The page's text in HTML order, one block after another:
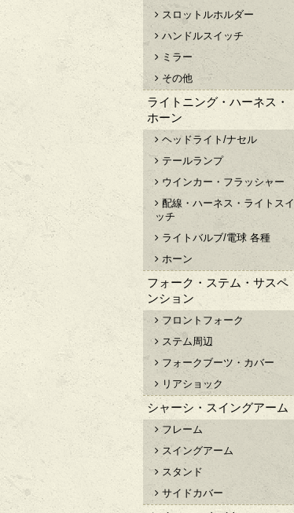
スロットルホルダー
ハンドルスイッチ
ミラー
その他
ライトニング・ハーネス・
ホーン
ヘッドライト/ナセル
テールランプ
ウインカー・フラッシャー
配線・ハーネス・ライトスイ
ッチ
ライトバルブ/電球 各種
ホーン
フォーク・ステム・サスペ
ンション
フロントフォーク
ステム周辺
フォークブーツ・カバー
リアショック
シャーシ・スイングアーム
フレーム
スイングアーム
スタンド
サイドカバー